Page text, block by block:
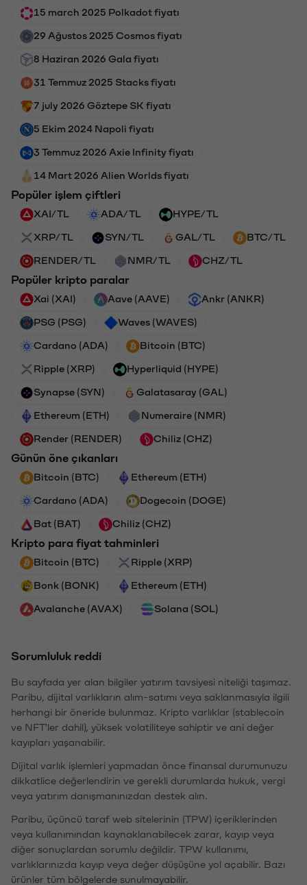
15 march 2025 Polkadot fiyatı
29 Ağustos 2025 Cosmos fiyatı
8 Haziran 2026 Gala fiyatı
31 Temmuz 2025 Stacks fiyatı
7 july 2026 Göztepe SK fiyatı
5 Ekim 2024 Napoli fiyatı
3 Temmuz 2026 Axie Infinity fiyatı
14 Mart 2026 Alien Worlds fiyatı
Popüler işlem çiftleri
XAI/TL ADA/TL HYPE/TL
XRP/TL SYN/TL GAL/TL BTC/TL
RENDER/TL NMR/TL CHZ/TL
Popüler kripto paralar
Xai (XAI) Aave (AAVE) Ankr (ANKR)
PSG (PSG) Waves (WAVES)
Cardano (ADA) Bitcoin (BTC)
Ripple (XRP) Hyperliquid (HYPE)
Synapse (SYN) Galatasaray (GAL)
Ethereum (ETH) Numeraire (NMR)
Render (RENDER) Chiliz (CHZ)
Günün öne çıkanları
Bitcoin (BTC) Ethereum (ETH)
Cardano (ADA) Dogecoin (DOGE)
Bat (BAT) Chiliz (CHZ)
Kripto para fiyat tahminleri
Bitcoin (BTC) Ripple (XRP)
Bonk (BONK) Ethereum (ETH)
Avalanche (AVAX) Solana (SOL)
Sorumluluk reddi
Bu sayfada yer alan bilgiler yatırım tavsiyesi niteliği taşımaz.
Paribu, dijital varlıkların alım-satımı veya saklanmasıyla ilgili
herhangi bir öneride bulunmaz. Kripto varlıklar (stablecoin
ve NFT'ler dahil), yüksek volatiliteye sahiptir ve ani değer
kayıpları yaşanabilir.
Dijital varlık işlemleri yapmadan önce finansal durumunuzu
dikkatlice değerlendirin ve gerekli durumlarda hukuk, vergi
veya yatırım danışmanınızdan destek alın.
Paribu, üçüncü taraf web sitelerinin (TPW) içeriklerinden
veya kullanımından kaynaklanabilecek zarar, kayıp veya
diğer sonuçlardan sorumlu değildir. TPW kullanımı,
varlıklarınızda kayıp veya değer düşüşüne yol açabilir. Bazı
ürünler tüm bölgelerde sunulmayabilir.